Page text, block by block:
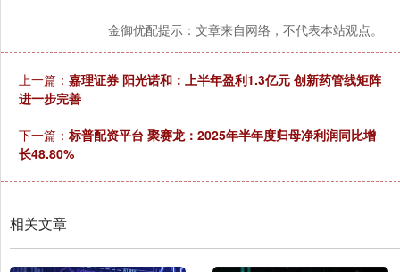
金御优配提示：文章来自网络，不代表本站观点。
上一篇： 嘉理证券 阳光诺和：上半年盈利1.3亿元 创新药管线矩阵
进一步完善
下一篇： 标普配资平台 聚赛龙：2025年半年度归母净利润同比增
长48.80%
相关文章